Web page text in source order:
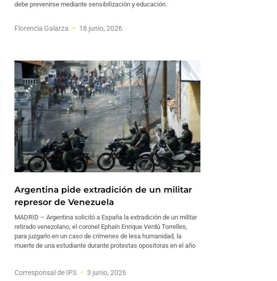
debe prevenirse mediante sensibilización y educación.
Florencia Galarza 18 junio, 2026
Argentina pide extradición de un militar
represor de Venezuela
MADRID – Argentina solicitó a España la extradición de un militar
retirado venezolano, el coronel Ephaín Enrique Verdú Torrelles,
para juzgarlo en un caso de crímenes de lesa humanidad, la
muerte de una estudiante durante protestas opositoras en el año
Corresponsal de IPS 3 junio, 2026